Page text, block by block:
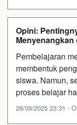
Opini:
Menyenangkan
Pembelajaran
membentuk
siswa. Namun,
proses belajar
28/09/2025 23:31 -